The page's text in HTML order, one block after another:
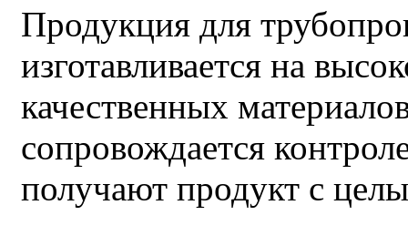
Продукция для
изготавливается на
качественных
сопровождается
получают продукт с